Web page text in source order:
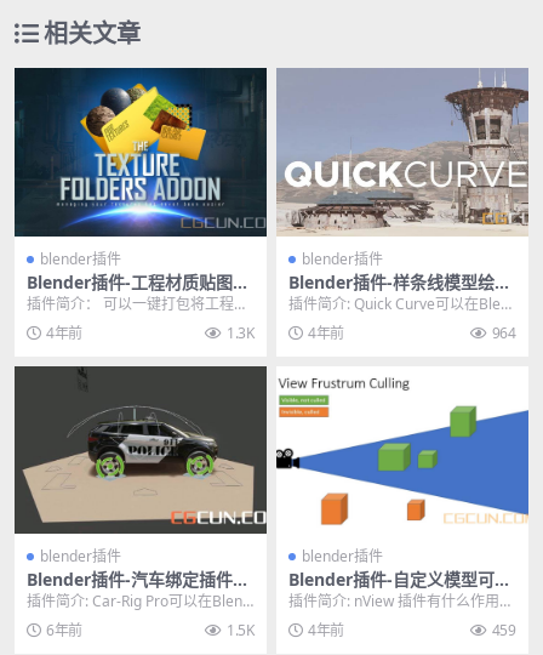
相关文章
blender插件
Blender插件-工程材质贴图打
包整理插件 Texture Folders
V2.0
插件简介： 可以一键打包将工程中
所有的材质整理放到一个文件夹里
面，防止贴图丢失等...
4年前 1.3K
blender插件
Blender插件-样条线模型绘制
插件 QuickCurve 2022 V2
插件简介: Quick Curve可以在Blen
der视窗里直接绘制样条线模型，...
4年前 964
blender插件
Blender插件-汽车绑定插件和
卡通材质着色器预设 Car-Rig
Pro“Blender Kit”v2.1b
插件简介: Car-Rig Pro可以在Blend
er中做任何类型汽车的绑定，方...
6年前 1.5K
blender插件
Blender插件-自定义模型可视
化渲染 nView V2.1.10
插件简介: nView 插件有什么作用？
使用插件nView可以让任何摄像机
里出...4年前 459